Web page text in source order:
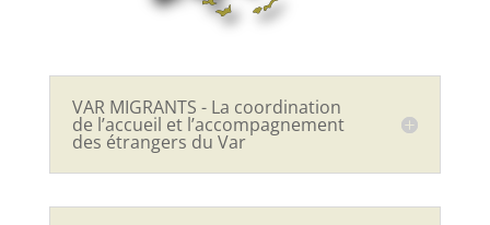
VAR MIGRANTS - La coordination
de l’accueil et l’accompagnement
des étrangers du Var